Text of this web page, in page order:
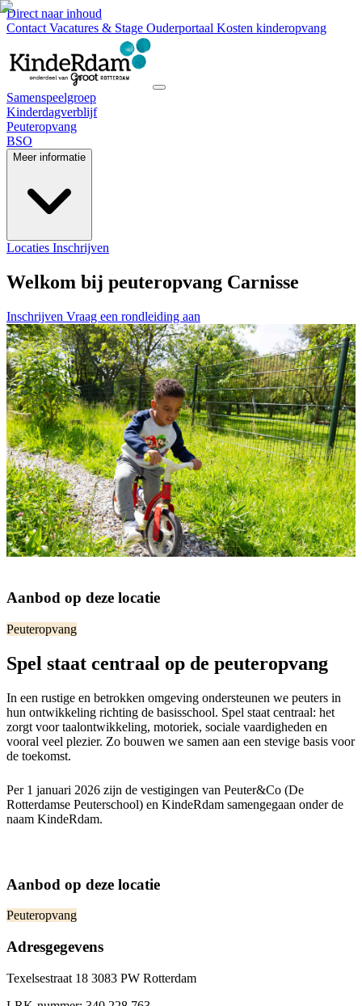
Direct naar inhoud
Contact Vacatures & Stage Ouderportaal Kosten kinderopvang
Samenspeelgroep
Kinderdagverblijf
Peuteropvang
BSO
Meer informatie
Locaties Inschrijven
Welkom bij peuteropvang Carnisse
Inschrijven Vraag een rondleiding aan
Aanbod op deze locatie
Peuteropvang
Spel staat centraal op de peuteropvang
In een rustige en betrokken omgeving ondersteunen we peuters in
hun ontwikkeling richting de basisschool. Spel staat centraal: het
zorgt voor taalontwikkeling, motoriek, sociale vaardigheden en
vooral veel plezier. Zo bouwen we samen aan een stevige basis voor
de toekomst.
Per 1 januari 2026 zijn de vestigingen van Peuter&Co (De
Rotterdamse Peuterschool) en KindeRdam samengegaan onder de
naam KindeRdam.
Aanbod op deze locatie
Peuteropvang
Adresgegevens
Texelsestraat 18 3083 PW Rotterdam